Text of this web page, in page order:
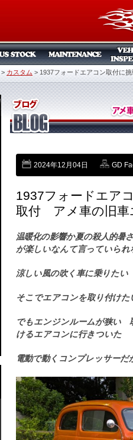
> カスタム > 1937フォードエアコン取付に
2024年12月04日 GD
1937フォードエア
取付 アメ車の旧車
温暖化の影響か夏の殺人的暑
が楽しいなんて言っていら
涼しい風の吹く車に乗りたい
そこでエアコンを取り付けた
でもエンジンルームが狭い
けるエアコンに行きついた
電動で動くコンプレッサー